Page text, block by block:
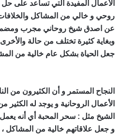
الأعمال المفيدة التي تساعد على
روحي و خالي من المشاكل
عن اصدق شيخ روحاني مجرب
وبغاية كثيرة تختلف من حالة
جعل الحياة بشكل عام خالية من
النجاح المستمر و أن الكثيرون من
الأعمال الروحانية و يوجد له الكثير
الشيخ مثل : سحر المحبة أي أنه
و جعل علاقاتهم خالية من المشاكل